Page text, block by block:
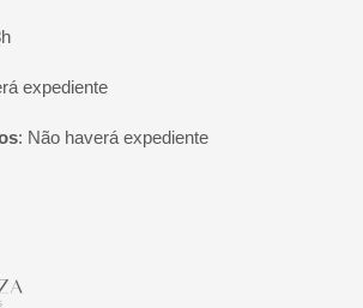
expediente
: Não haverá expediente